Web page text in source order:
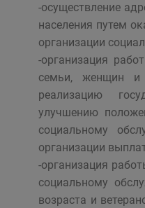
-осуществление
населения путем
организации
-организация
семьи, женщин и
реализацию
улучшению
социальному
организации
-организация
социальному
возраста и